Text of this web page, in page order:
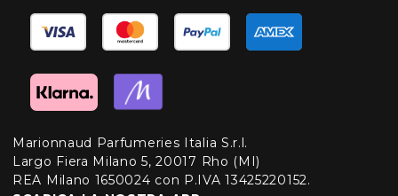
Marionnaud Parfumeries Italia S.r.l.
Largo Fiera Milano 5, 20017 Rho (MI)
REA Milano 1650024 con P.IVA 13425220152.